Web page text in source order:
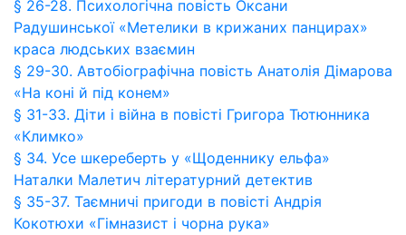
§ 26-28. Психологічна повість Оксани
Радушинської «Метелики в крижаних панцирах»
краса людських взаємин
§ 29-30. Автобіографічна повість Анатолія Дімарова
«На коні й під конем»
§ 31-33. Діти і війна в повісті Григора Тютюнника
«Климко»
§ 34. Усе шкереберть у «Щоденнику ельфа»
Наталки Малетич літературний детектив
§ 35-37. Таємничі пригоди в повісті Андрія
Кокотюхи «Гімназист і чорна рука»